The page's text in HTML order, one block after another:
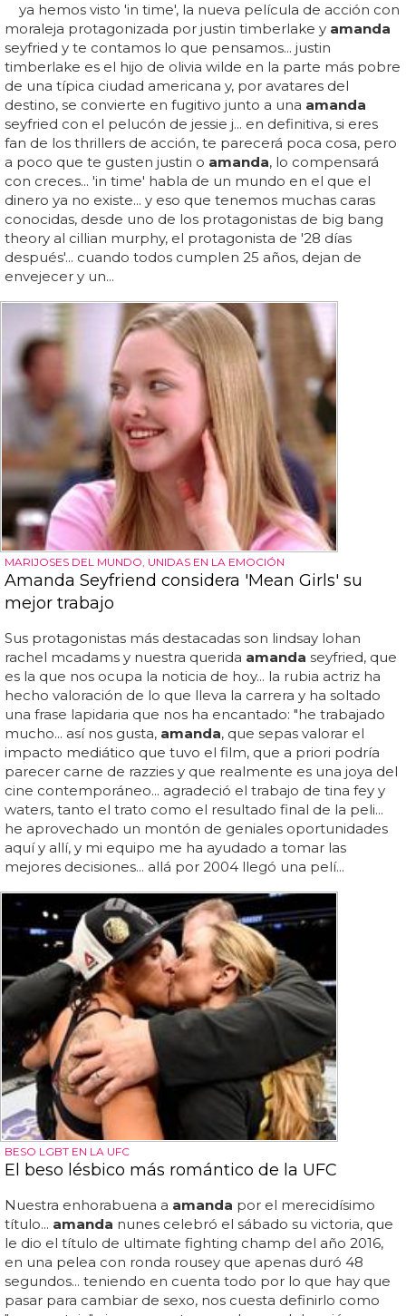
ya hemos visto 'in time', la nueva película de acción con
moraleja protagonizada por justin timberlake y amanda
seyfried y te contamos lo que pensamos... justin
timberlake es el hijo de olivia wilde en la parte más pobre
de una típica ciudad americana y, por avatares del
destino, se convierte en fugitivo junto a una amanda
seyfried con el pelucón de jessie j... en definitiva, si eres
fan de los thrillers de acción, te parecerá poca cosa, pero
a poco que te gusten justin o amanda, lo compensará
con creces... 'in time' habla de un mundo en el que el
dinero ya no existe... y eso que tenemos muchas caras
conocidas, desde uno de los protagonistas de big bang
theory al cillian murphy, el protagonista de '28 días
después'... cuando todos cumplen 25 años, dejan de
envejecer y un...
MARIJOSES DEL MUNDO, UNIDAS EN LA EMOCIÓN
Amanda Seyfriend considera 'Mean Girls' su
mejor trabajo
Sus protagonistas más destacadas son lindsay lohan
rachel mcadams y nuestra querida amanda seyfried, que
es la que nos ocupa la noticia de hoy... la rubia actriz ha
hecho valoración de lo que lleva la carrera y ha soltado
una frase lapidaria que nos ha encantado: "he trabajado
mucho... así nos gusta, amanda, que sepas valorar el
impacto mediático que tuvo el film, que a priori podría
parecer carne de razzies y que realmente es una joya del
cine contemporáneo... agradeció el trabajo de tina fey y
waters, tanto el trato como el resultado final de la peli...
he aprovechado un montón de geniales oportunidades
aquí y allí, y mi equipo me ha ayudado a tomar las
mejores decisiones... allá por 2004 llegó una pelí...
BESO LGBT EN LA UFC
El beso lésbico más romántico de la UFC
Nuestra enhorabuena a amanda por el merecidísimo
título... amanda nunes celebró el sábado su victoria, que
le dio el título de ultimate fighting champ del año 2016,
en una pelea con ronda rousey que apenas duró 48
segundos... teniendo en cuenta todo por lo que hay que
pasar para cambiar de sexo, nos cuesta definirlo como